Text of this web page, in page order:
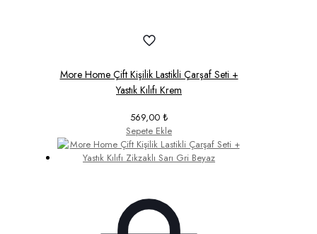
More Home Çift Kişilik Lastikli Çarşaf Seti +
Yastık Kılıfı Krem
569,00 ₺
Sepete Ekle